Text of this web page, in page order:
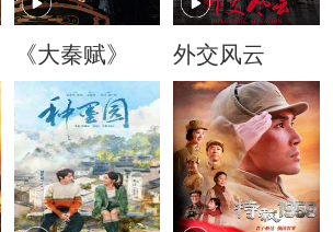
《大秦赋》 外交风云